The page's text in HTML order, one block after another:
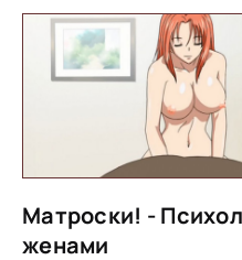
Матроски! -
женами